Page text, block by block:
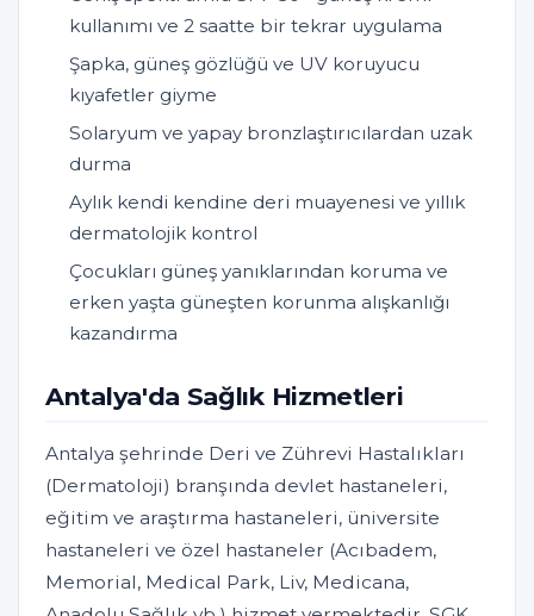
kullanımı ve 2 saatte bir tekrar uygulama
Şapka, güneş gözlüğü ve UV koruyucu
kıyafetler giyme
Solaryum ve yapay bronzlaştırıcılardan uzak
durma
Aylık kendi kendine deri muayenesi ve yıllık
dermatolojik kontrol
Çocukları güneş yanıklarından koruma ve
erken yaşta güneşten korunma alışkanlığı
kazandırma
Antalya'da Sağlık Hizmetleri
Antalya şehrinde Deri ve Zührevi Hastalıkları
(Dermatoloji) branşında devlet hastaneleri,
eğitim ve araştırma hastaneleri, üniversite
hastaneleri ve özel hastaneler (Acıbadem,
Memorial, Medical Park, Liv, Medicana,